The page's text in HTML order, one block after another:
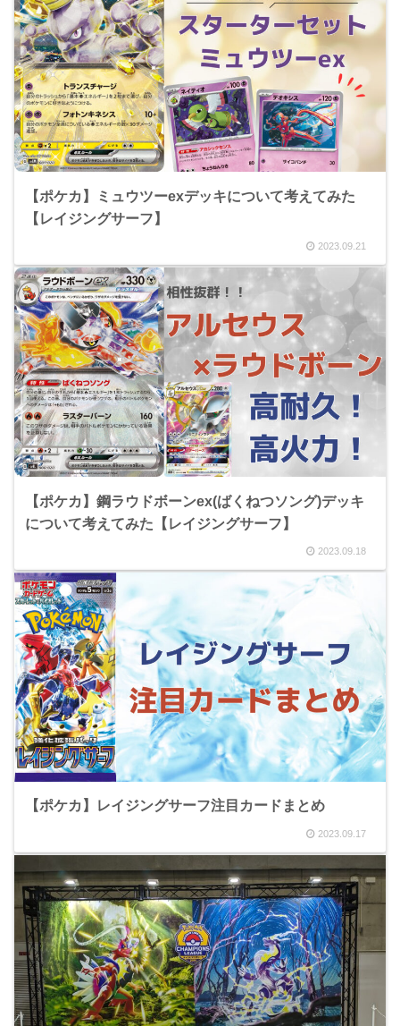
【ポケカ】ミュウツーexデッキについて考えてみた
【レイジングサーフ】
2023.09.21
【ポケカ】鋼ラウドボーンex(ばくねつソング)デッキ
について考えてみた【レイジングサーフ】
2023.09.18
【ポケカ】レイジングサーフ注目カードまとめ
2023.09.17